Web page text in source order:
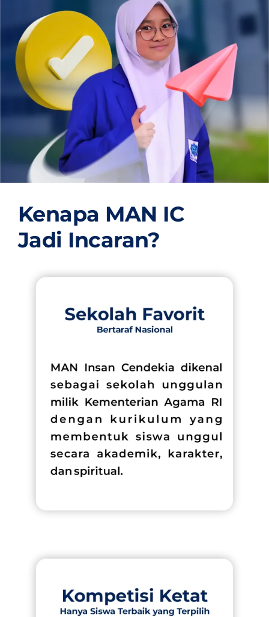
OUR PROGRAM
REGISTRATION
CONTACT US
Kenapa MAN IC
Jadi Incaran?